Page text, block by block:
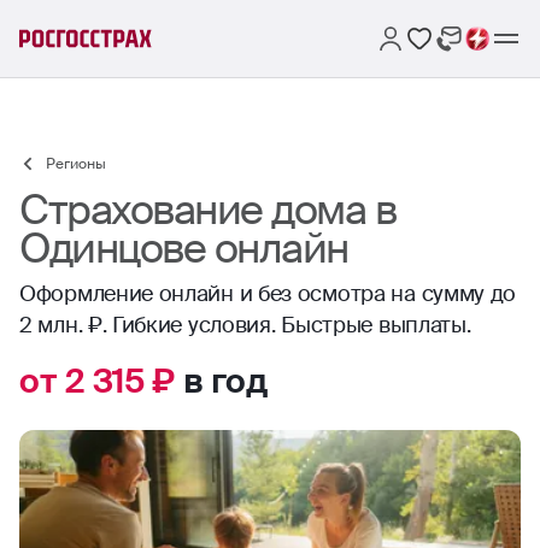
Регионы
Страхование дома в
Одинцове онлайн
Оформление онлайн и без осмотра на сумму до
2 млн. ₽. Гибкие условия. Быстрые выплаты.
от 2 315 ₽ в год